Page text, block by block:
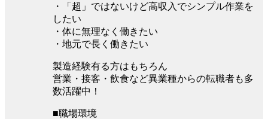
・「超」ではないけど高収入でシンプル作業を
したい
・体に無理なく働きたい
・地元で長く働きたい
製造経験有る方はもちろん
営業・接客・飲食など異業種からの転職者も多
数活躍中！
■職場環境